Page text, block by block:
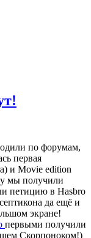
по форумам,
первая
и Movie edition
мы получили
петицию в Hasbro
да ещё и
экране!
первыми получили
Скорпоноком!)